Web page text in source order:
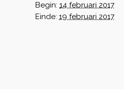
Begin: 14 februari 2017
Einde: 19 februari 2017